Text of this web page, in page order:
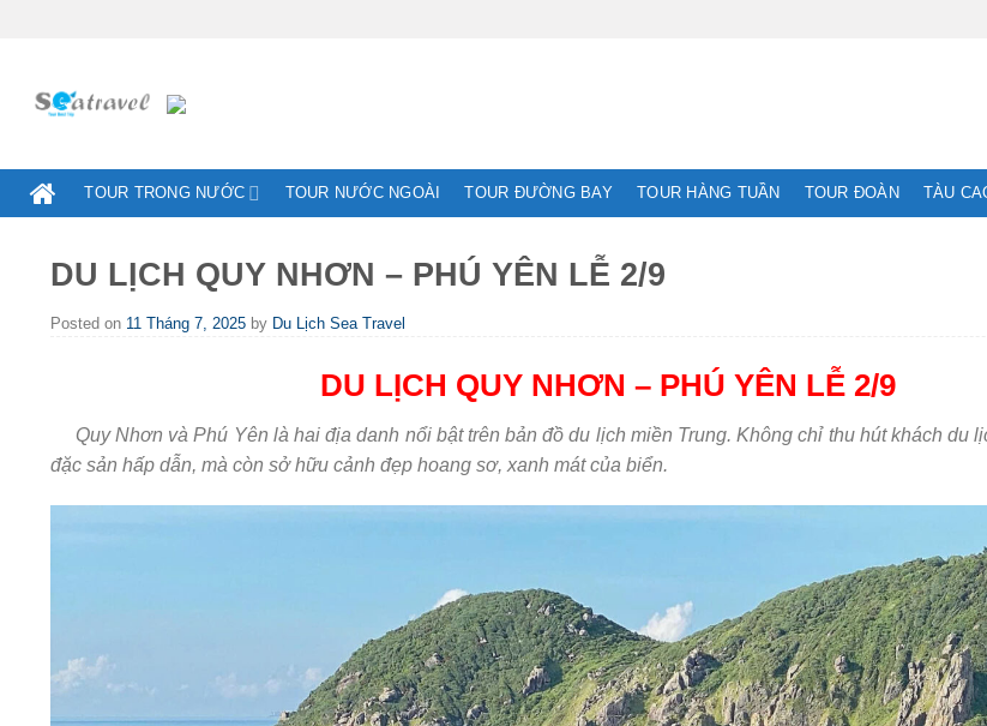
TOUR TRONG NƯỚC TOUR NƯỚC NGOÀI TOUR ĐƯỜNG BAY TOUR HÀNG TUẦN TOUR ĐOÀN TÀU
DU LỊCH QUY NHƠN – PHÚ YÊN LỄ 2/9
Posted on 11 Tháng 7, 2025 by Du Lịch Sea Travel
DU LỊCH QUY NHƠN – PHÚ YÊN LỄ 2/9
Quy Nhơn và Phú Yên là hai địa danh nổi bật trên bản đồ du lịch miền Trung. Không chỉ thu hút khách du
đặc sản hấp dẫn, mà còn sở hữu cảnh đẹp hoang sơ, xanh mát của biển.